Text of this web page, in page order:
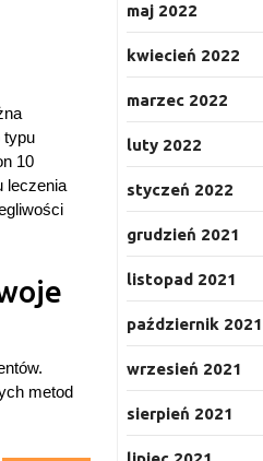
typu
10
leczenia
metod
maj 2022
kwiecień 2022
marzec 2022
luty 2022
styczeń 2022
grudzień 2021
listopad 2021
październik 2021
wrzesień 2021
sierpień 2021